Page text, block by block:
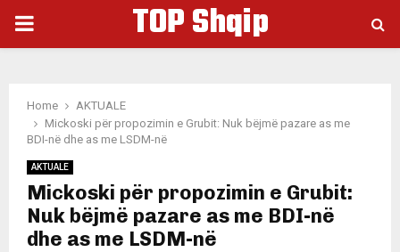
PRIMARY
TOP Shqip
Home
AKTUALE
Mickoski për propozimin e Grubit: Nuk bëjmë pazare as me
BDI-në dhe as me LSDM-në
AKTUALE
Mickoski për propozimin e Grubit:
Nuk bëjmë pazare as me BDI-në
dhe as me LSDM-në